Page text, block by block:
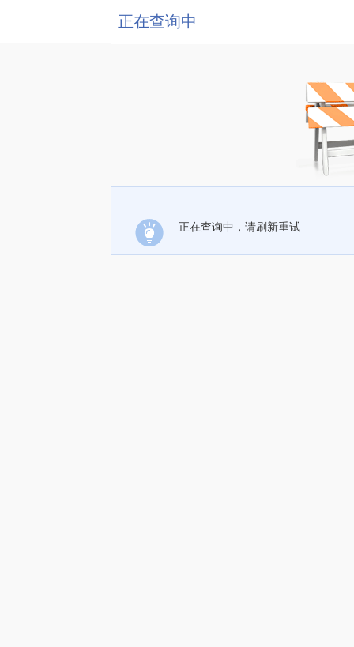
正在查询中
正在查询中，请刷新重试